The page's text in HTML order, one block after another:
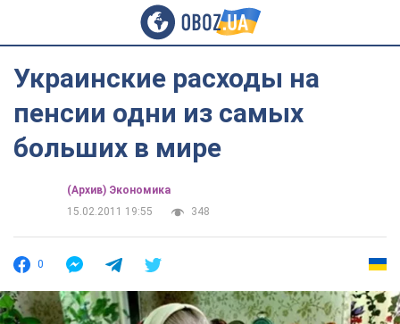
Украинские расходы на
пенсии одни из самых
больших в мире
(Архив) Экономика
15.02.2011 19:55
348
0